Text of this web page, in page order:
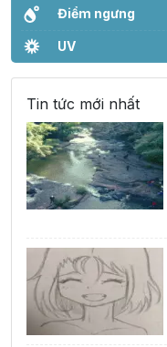
Điểm ngưng
UV
Tin tức mới nhất